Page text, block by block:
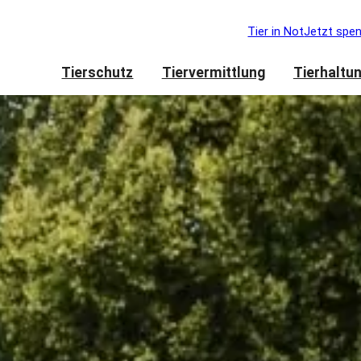
Tier in NotJetzt
Tierschutz Tiervermittlung